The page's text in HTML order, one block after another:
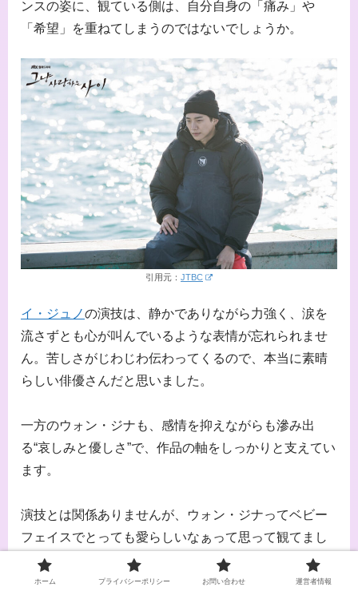
ンスの姿に、観ている側は、自分自身の「痛み」や
「希望」を重ねてしまうのではないでしょうか。
引用元： JTBC
イ・ジュノの演技は、静かでありながら力強く、涙を
流さずとも心が叫んでいるような表情が忘れられませ
ん。苦しさがじわじわ伝わってくるので、本当に素晴
らしい俳優さんだと思いました。
一方のウォン・ジナも、感情を抑えながらも滲み出
る“哀しみと優しさ”で、作品の軸をしっかりと支えてい
ます。
演技とは関係ありませんが、ウォン・ジナってベビー
フェイスでとっても愛らしいなぁって思って観てまし
た。守りたくなるような！
ホーム プライバシーポリシー お問い合わせ 運営者情報